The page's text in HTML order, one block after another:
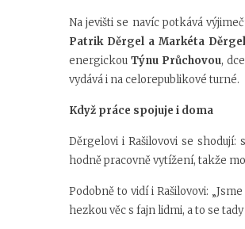
Na jevišti se navíc potkává
Patrik Děrgel a Markéta
energickouTýnu Průchovou,
vydává i na celorepublikové turné.
Když práce spojuje i doma
Děrgelovi i Rašilovovi se
hodně pracovně vytížení, takže
Podobně to vidí i Rašilovovi:
hezkou věc s fajn lidmi, a to se